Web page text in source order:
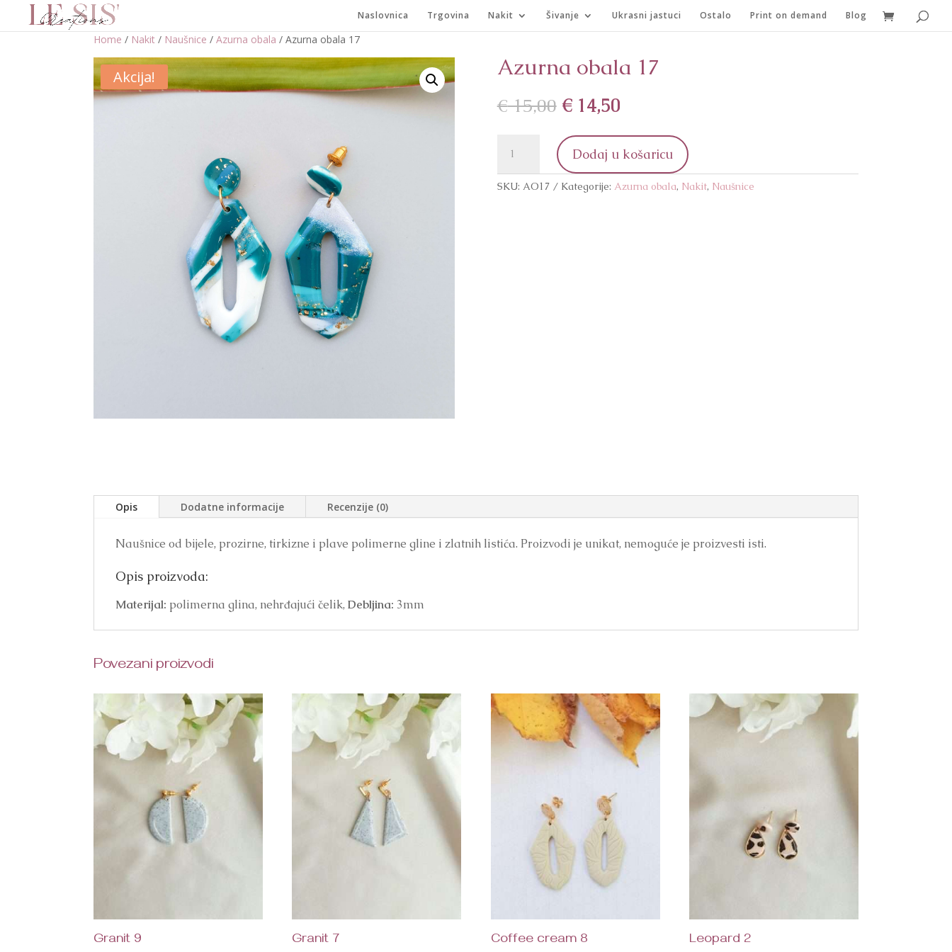
Naslovnica Trgovina Nakit Šivanje Ukrasni jastuci Ostalo Print on demand Blog
Home / Nakit / Naušnice / Azurna obala / Azurna obala 17
Akcija! Azurna obala 17
€15,00 Izvorna
cijena
bila
je:
€ 15,00.
€14,50Trenutna
je:
€ 14,50.
obala
17
količina
Dodaj u košaricu
SKU: AO17 Kategorije: Azurna obala, Nakit, Naušnice
Opis Dodatne informacije Recenzije (0)
Naušnice od bijele, prozirne, tirkizne i plave polimerne gline i zlatnih listića. Proizvodi je unikat, nemoguće je proizvesti isti.
Opis proizvoda:
Materijal: polimerna glina, nehrđajući čelik, Debljina: 3mm
Povezani proizvodi
Granit 9 Granit 7 Coffee cream 8 Leopard 2